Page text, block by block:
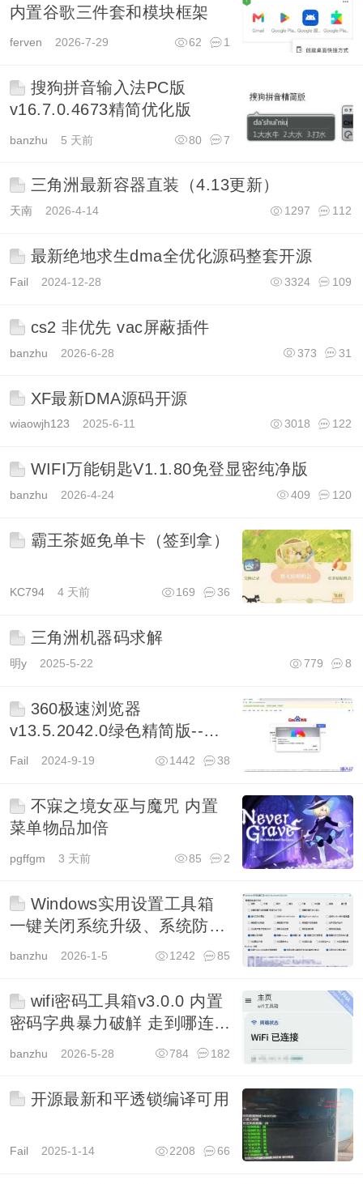
内置谷歌三件套和模块框架
ferven 2026-7-29 1
62
搜狗拼音输入法PC版
v16.7.0.4673精简优化版
banzhu 5 天前 7
80
三角洲最新容器直装（4.13更新）
天南2026-4-14 112
1297
最新绝地求生dma全优化源码整套开源
Fail 2024-12-28 109
3324
cs2 非优先 vac屏蔽插件
banzhu 2026-6-28 31
373
XF最新DMA源码开源
wiaowjh123 2025-6-11 122
3018
WIFI万能钥匙V1.1.80免登显密纯净版
banzhu 2026-4-24 120
409
霸王茶姬免单卡（签到拿）
KC7944 天前 36
169
三角洲机器码求解
明y2025-5-22 8
779
360极速浏览器
v13.5.2042.0绿色精简版--集
成Flash34.0.0.321
Fail 2024-9-19 38
1442
不寐之境女巫与魔咒 内置
菜单物品加倍
pgffgm 3 天前 2
85
Windows实用设置工具箱
一键关闭系统升级、系统防火
墙等
banzhu 2026-1-5 85
1242
wifi密码工具箱v3.0.0 内置
密码字典暴力破觧 走到哪连到
banzhu 2026-5-28 182
784
开源最新和平透锁编译可用
Fail 2025-1-14 66
2208